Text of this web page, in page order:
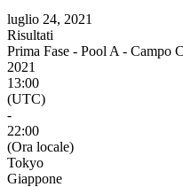
luglio 24, 2021
Risultati
Prima Fase - Pool A - Campo
2021
13:00
(UTC)
-
22:00
(Ora locale)
Tokyo
Giappone